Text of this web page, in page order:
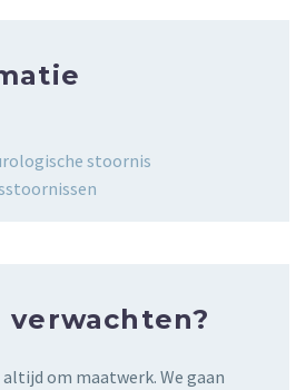
stoornis
om maatwerk. We gaan